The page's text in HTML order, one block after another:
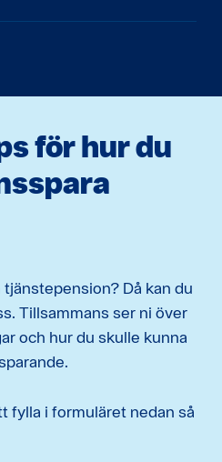
för hur du
Då kan du
Tillsammans ser ni över
och hur du skulle kunna
fylla i formuläret nedan så